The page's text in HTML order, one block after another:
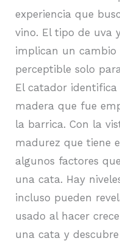
experiencia que
vino. El tipo de uva
implican un cambio
perceptible solo
El catador
madera que fue
la barrica. Con la
madurez que tiene
algunos factores
una cata. Hay
incluso pueden
usado al hacer
una cata y